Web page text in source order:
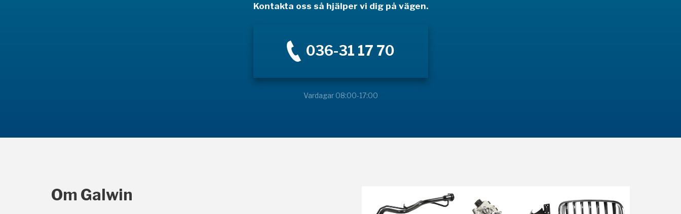
Kontakta oss så hjälper vi dig på vägen.
036-31 17 70
Vardagar 08:00-17:00
Om Galwin